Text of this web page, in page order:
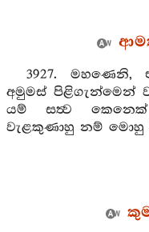
3927.
අමුමස් පිළිගැන්මෙන්
යම් සත්‍ව
වැළකුණාහු නම් මොහු